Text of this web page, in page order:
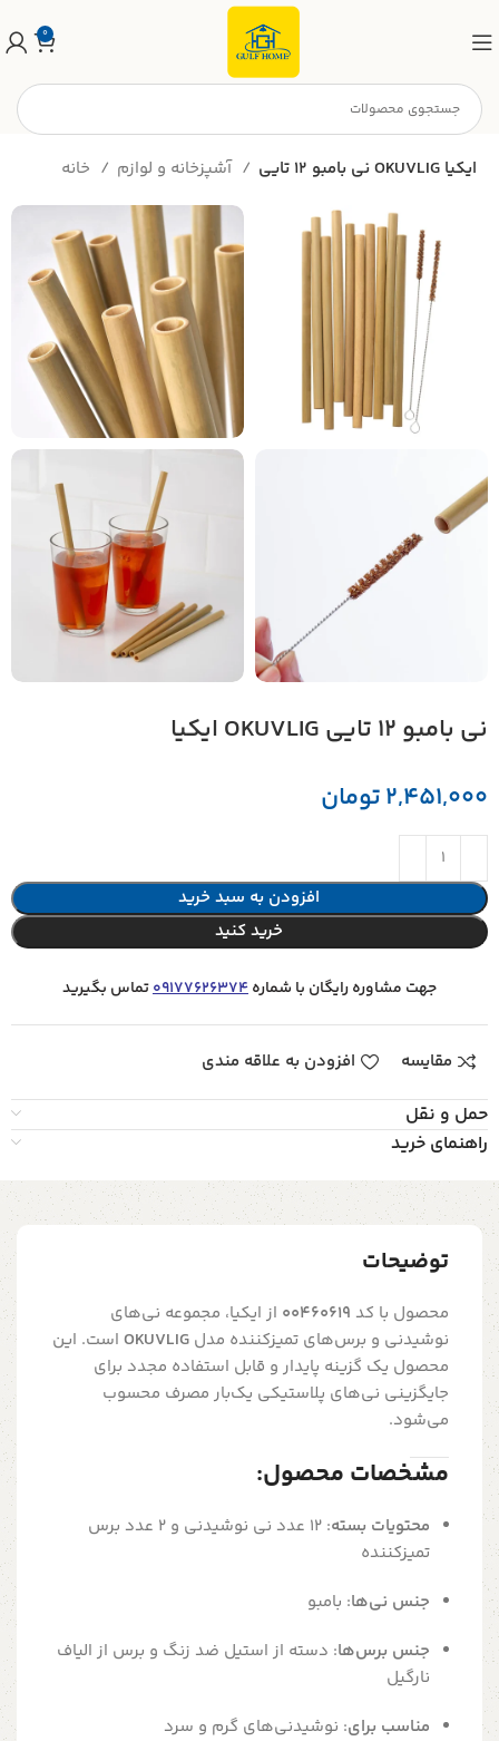
0
آشپزخانه و لوازم ني بامبو 12 تايي OKUVLIG ايكيا
ني بامبو 12 تايي OKUVLIG ايكيا
2,451,000تومان
افزودن به سبد خرید
خرید کنید
جهت مشاوره رایگان با شماره09177626374تماس بگیرید
مقایسه افزودن به علاقه مندی
حمل و نقل
راهنمای خرید
توضیحات
محصول با کد 00460619 از ایکیا، مجموعه نی‌های
نوشیدنی و برس‌های تمیزکننده مدل OKUVLIG است. این
محصول یک گزینه پایدار و قابل استفاده مجدد برای
جایگزینی نی‌های پلاستیکی یک‌بار مصرف محسوب
می‌شود.
مشخصات محصول:
محتویات بسته:
۱۲ عدد نی نوشیدنی و ۲ عدد برس
تمیزکننده
جنس نی‌ها: بامبو
جنس برس‌ها: دسته از استیل ضد زنگ و برس از الیاف
نارگیل
مناسب برای: نوشیدنی‌های گرم و سرد